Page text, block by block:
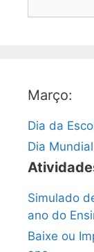
Março:
Dia da
Dia
Simulado
ano do
Baixe ou